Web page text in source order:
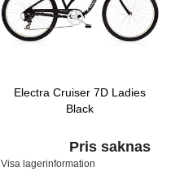
Electra Cruiser 7D Ladies
Black
Pris saknas
Visa lagerinformation